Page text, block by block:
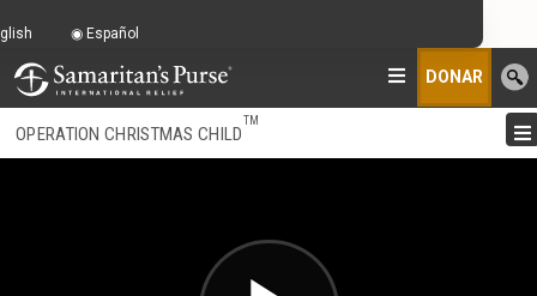
DONAR
OPERATION CHRISTMAS CHILD
TM
Español